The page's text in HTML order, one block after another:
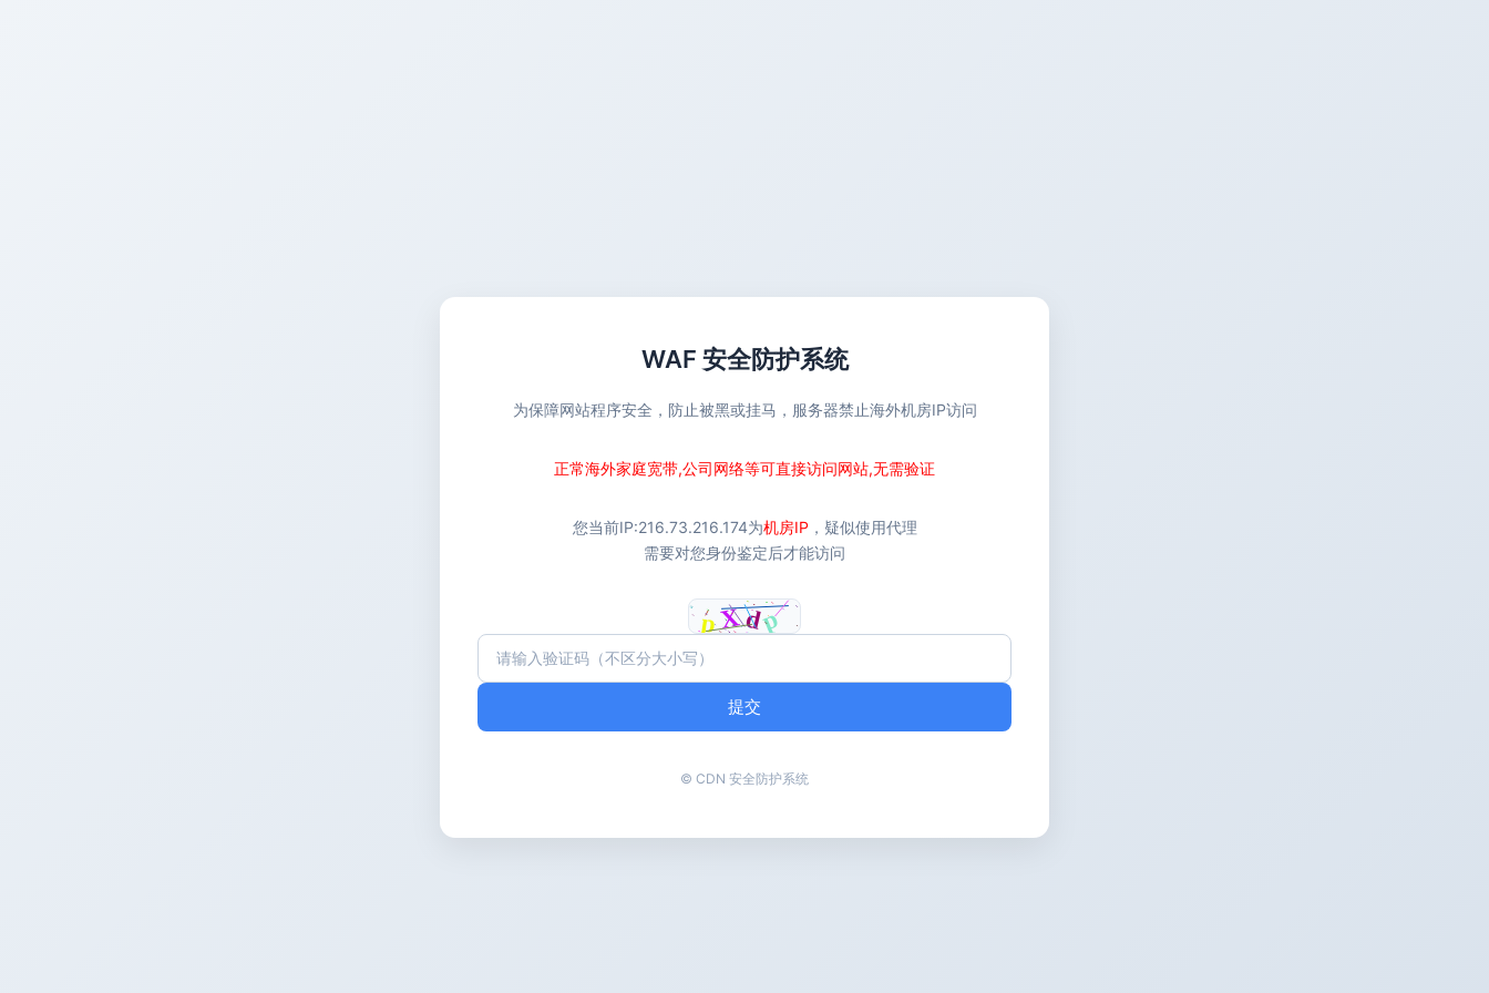
WAF 安全防护系统
为保障网站程序安全，防止被黑或挂马，服务器禁止海外机房IP访问
正常海外家庭宽带,公司网络等可直接访问网站,无需验证
您当前IP:216.73.216.174为机房IP ，疑似使用代理
需要对您身份鉴定后才能访问
提交
© CDN 安全防护系统